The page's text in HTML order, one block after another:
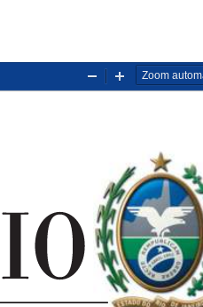
Diminuir
zoom
Aumentar
zoom